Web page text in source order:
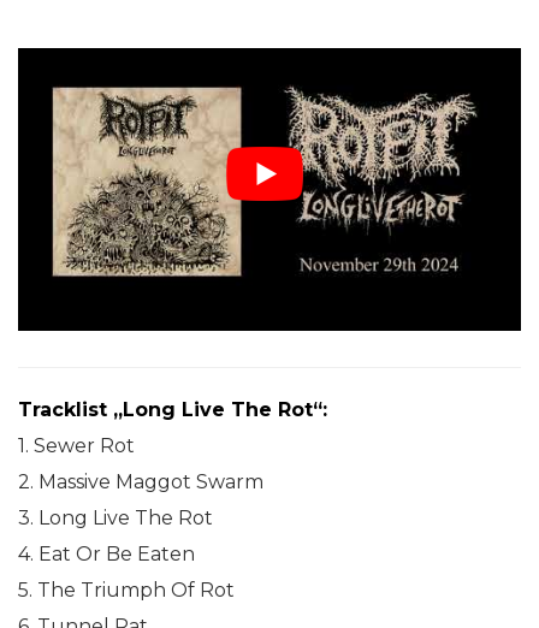
Tracklist „Long Live The Rot“:
1. Sewer Rot
2. Massive Maggot Swarm
3. Long Live The Rot
4. Eat Or Be Eaten
5. The Triumph Of Rot